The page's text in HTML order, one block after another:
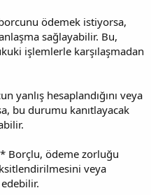
ödemek istiyorsa,
sağlayabilir. Bu,
işlemlerle karşılaşmadan
yanlış hesaplandığını veya
bu durumu kanıtlayacak
Borçlu, ödeme zorluğu
veya
edebilir.